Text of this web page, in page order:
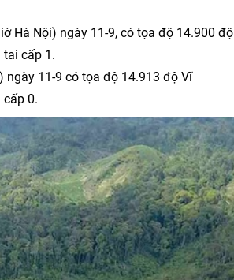
Hà Nội) ngày 11-9, có tọa độ 14.900 độ
tai cấp 1.
11-9 có tọa độ 14.913 độ Vĩ
0.